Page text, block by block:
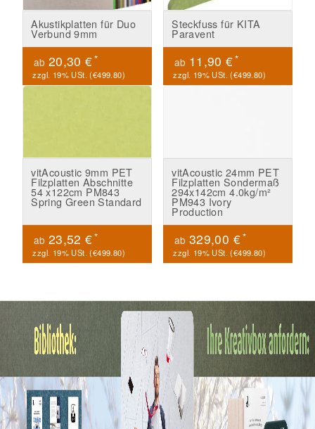
Akustikplatten für Duo
Verbund 9mm
ab 20,30 €*
zzgl. 19% USt. (€499.80)
Steckfuss für KITA
Paravent
ab 11,90 €*
zzgl. 19% USt. (€499.80)
vitAcoustic 9mm PET
Filzplatten Abschnitte
54 x122cm PM843
Spring Green Standard
ab 23,52 €*
zzgl. 19% USt. (€499.80)
vitAcoustic 24mm PET
Filzplatten Sondermaß
294x142cm 4.0kg/m²
PM943 Ivory
Production
ab 329,00 €*
zzgl. 19% USt. (€499.80)